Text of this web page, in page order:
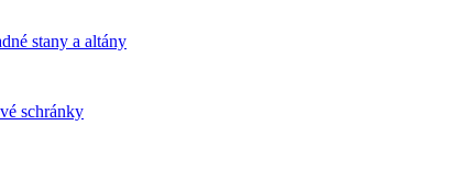
stany a altány
schránky